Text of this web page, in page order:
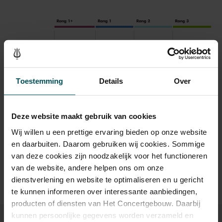
Toestemming Details Over
Deze website maakt gebruik van cookies
Wij willen u een prettige ervaring bieden op onze website
en daarbuiten. Daarom gebruiken wij cookies. Sommige
van deze cookies zijn noodzakelijk voor het functioneren
van de website, andere helpen ons om onze
dienstverlening en website te optimaliseren en u gericht
te kunnen informeren over interessante aanbiedingen,
producten of diensten van Het Concertgebouw. Daarbij
kunnen persoonlijke gegevens worden verzameld en
Rang 1+ Rang 1 Rang 2 Rang 3
sprintkaarten
Prijzen zijn exclusief transactiekosten: € 5 per bestelling. Wilt
u rolstoelplaatsen bestellen? Mail naar
kassa@concertgebouw.nl of bel de Concertgebouwlijn op
020 – 671 83 45.